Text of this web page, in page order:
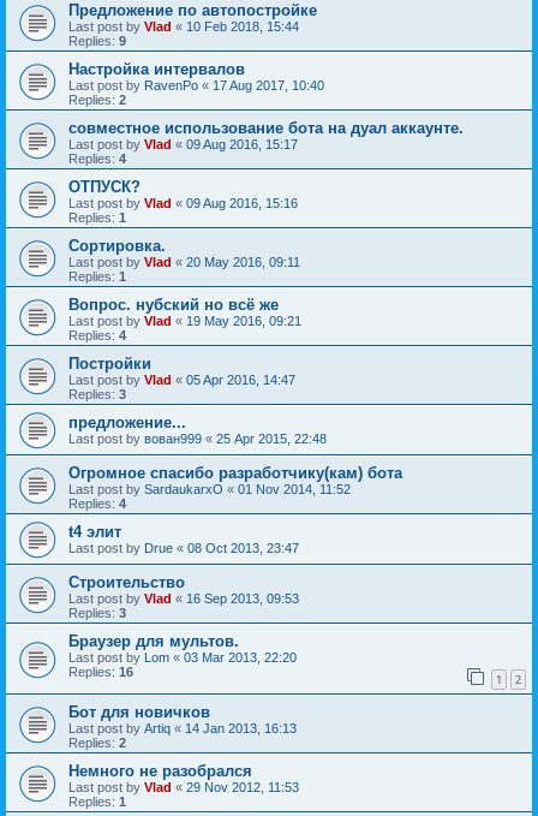
Предложение по автопостройке
Last post by Vlad « 10 Feb 2018, 15:44
Replies: 9
Настройка интервалов
Last post by RavenPo « 17 Aug 2017, 10:40
Replies: 2
совместное использование бота на дуал аккаунте.
Last post by Vlad « 09 Aug 2016, 15:17
Replies: 4
ОТПУСК?
Last post by Vlad « 09 Aug 2016, 15:16
Replies: 1
Сортировка.
Last post by Vlad « 20 May 2016, 09:11
Replies: 1
Вопрос. нубский но всё же
Last post by Vlad « 19 May 2016, 09:21
Replies: 4
Постройки
Last post by Vlad « 05 Apr 2016, 14:47
Replies: 3
предложение...
Last post by вован999 « 25 Apr 2015, 22:48
Огромное спасибо разработчику(кам) бота
Last post by SardaukarxO « 01 Nov 2014, 11:52
Replies: 4
t4 элит
Last post by Drue « 08 Oct 2013, 23:47
Строительство
Last post by Vlad « 16 Sep 2013, 09:53
Replies: 3
Браузер для мультов.
Last post by Lom « 03 Mar 2013, 22:20
Replies: 16 1 2
Бот для новичков
Last post by Artiq « 14 Jan 2013, 16:13
Replies: 2
Немного не разобрался
Last post by Vlad « 29 Nov 2012, 11:53
Replies: 1